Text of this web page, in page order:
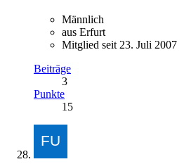
Männlich
aus Erfurt
Mitglied seit 23. Juli 2007
Beiträge
3
Punkte
15